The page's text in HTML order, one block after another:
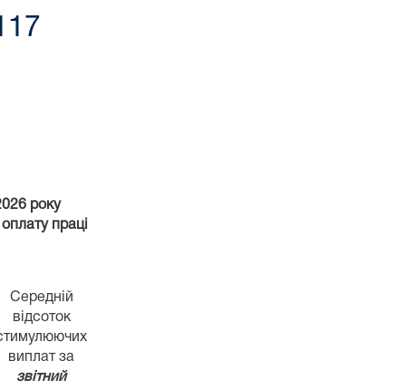
року
праці
Середній
відсоток
виплат за
звітний